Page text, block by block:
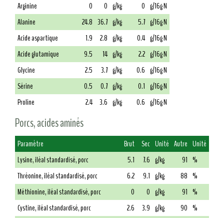
Arginine
0 0 g/kg 0 g/16g N
Alanine
24.8 36.7 g/kg 5.7 g/16g N
Acide aspartique
1.9 2.8 g/kg 0.4 g/16g N
Acide glutamique
9.5 14 g/kg 2.2 g/16g N
Glycine
2.5 3.7 g/kg 0.6 g/16g N
Sérine
0.5 0.7 g/kg 0.1 g/16g N
Proline
2.4 3.6 g/kg 0.6 g/16g N
Porcs, acides aminés
Paramètre Brut Sec Unité Autre Unité
Lysine, iléal standardisé, porc
5.1 7.6 g/kg 91 %
Thréonine, iléal standardisé, porc
6.2 9.1 g/kg 88 %
Méthionine, iléal standardisé, porc
0 0 g/kg 91 %
Cystine, iléal standardisé, porc
2.6 3.9 g/kg 90 %